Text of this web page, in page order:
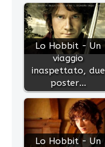
Lo Hobbit - Un
viaggio
inaspettato, due
poster…
Lo Hobbit - Un